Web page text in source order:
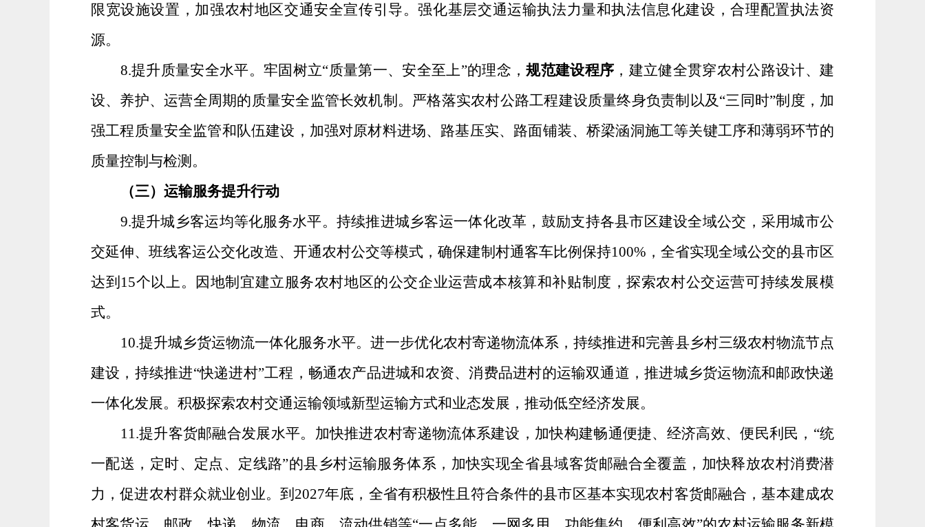
限宽设施设置，加强农村地区交通安全宣传引导。强化基层交通运输执法力量和执法信息化建设，合理配置执法资
源。
8.提升质量安全水平。牢固树立“质量第一、安全至上”的理念，规范建设程序 ，建立健全贯穿农村公路设计、建
设、养护、运营全周期的质量安全监管长效机制。严格落实农村公路工程建设质量终身负责制以及 “三同时”制度，加
强工程质量安全监管和队伍建设，加强对原材料进场、路基压实、路面铺装、桥梁涵洞施工等关键工序和薄弱环节的
质量控制与检测。
（三）运输服务提升行动
9.提升城乡客运均等化服务水平。持续推进城乡客运一体化改革，鼓励支持各县市区建设全域公交，采用城市公
交延伸、班线客运公交化改造、开通农村公交等模式，确保建制村通客车比例保持100% ，全省实现全域公交的县市区
达到 15个以上。因地制宜建立服务农村地区的公交企业运营成本核算和补贴制度，探索农村公交运营可持续发展模
式。
10.提升城乡货运物流一体化服务水平。进一步优化农村寄递物流体系，持续推进和完善县乡村三级农村物流节点
建设，持续推进“快递进村”工程，畅通农产品进城和农资、消费品进村的运输双通道，推进城乡货运物流和邮政快递
一体化发展。积极探索农村交通运输领域新型运输方式和业态发展，推动低空经济发展。
11.提升客货邮融合发展水平。加快推进农村寄递物流体系建设，加快构建畅通便捷、经济高效、便民利民，“统
一配送，定时、定点、定线路”的县乡村运输服务体系，加快实现全省县域客货邮融合全覆盖，加快释放农村消费潜
力，促进农村群众就业创业。到 2027年底，全省有积极性且符合条件的县市区基本实现农村客货邮融合，基本建成农